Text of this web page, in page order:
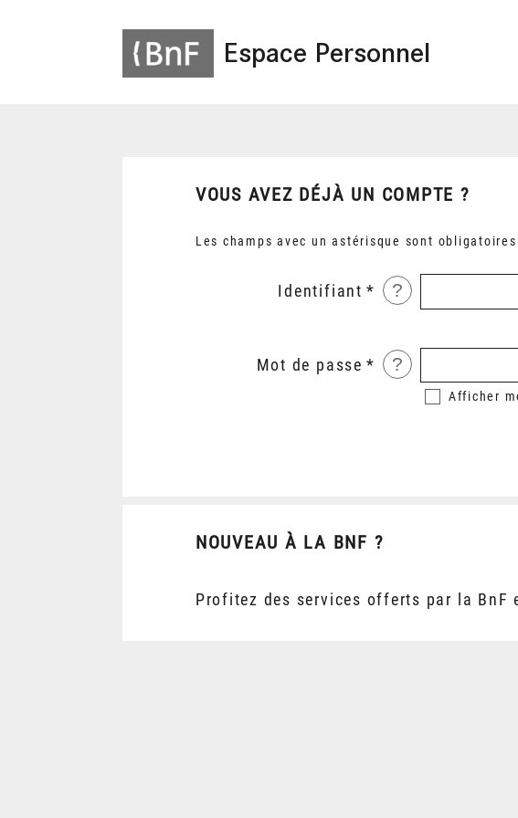
Espace Personnel
VOUS AVEZ DÉJÀ UN COMPTE ?
Les champs avec un astérisque sont
Identifiant ?
Mot de passe ?
Afficher
NOUVEAU À LA BNF ?
Profitez des services offerts par la BnF